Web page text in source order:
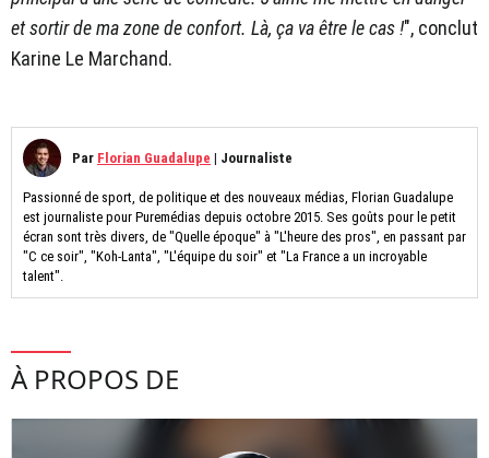
et sortir de ma zone de confort. Là, ça va être le cas !", conclut
Karine Le Marchand.
Par Florian Guadalupe | Journaliste
Passionné de sport, de politique et des nouveaux médias, Florian Guadalupe
est journaliste pour Puremédias depuis octobre 2015. Ses goûts pour le petit
écran sont très divers, de "Quelle époque" à "L'heure des pros", en passant par
"C ce soir", "Koh-Lanta", "L'équipe du soir" et "La France a un incroyable
talent".
À PROPOS DE